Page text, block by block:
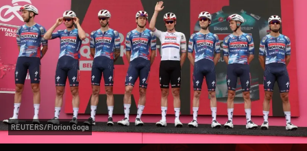
REUTERS/Florion Goga